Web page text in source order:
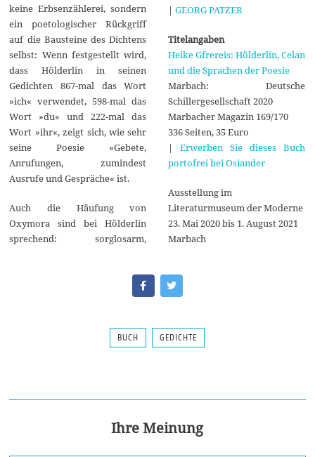
keine Erbsenzählerei, sondern
ein poetologischer Rückgriff
auf die Bausteine des Dichtens
selbst: Wenn festgestellt wird,
dass Hölderlin in seinen
Gedichten 867-mal das Wort
»ich« verwendet, 598-mal das
Wort »du« und 222-mal das
Wort »ihr«, zeigt sich, wie sehr
seine Poesie »Gebete,
Anrufungen, zumindest
Ausrufe und Gespräche« ist.
Auch die Häufung von
Oxymora sind bei Hölderlin
sprechend: sorglosarm,
| GEORG PATZER
Titelangaben
Heike Gfrereis: Hölderlin, Celan
und die Sprachen der Poesie
Marbach: Deutsche
Schillergesellschaft 2020
Marbacher Magazin 169/170
336 Seiten, 35 Euro
| Erwerben Sie dieses Buch
portofrei bei Osiander
Ausstellung im
Literaturmuseum der Moderne
23. Mai 2020 bis 1. August 2021
Marbach
BUCH GEDICHTE
Ihre Meinung